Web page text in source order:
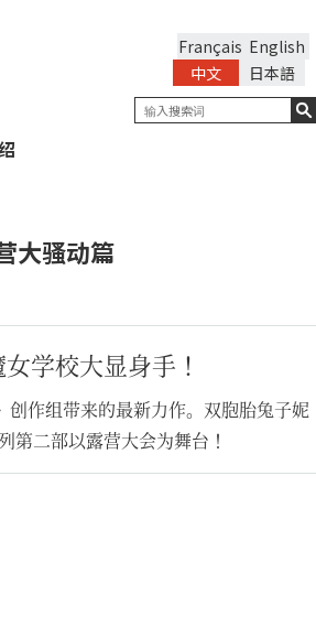
English
Français
日本語
中文
大骚动篇
学校大显身手！
作组带来的最新力作。双胞胎兔子妮
第二部以露营大会为舞台！